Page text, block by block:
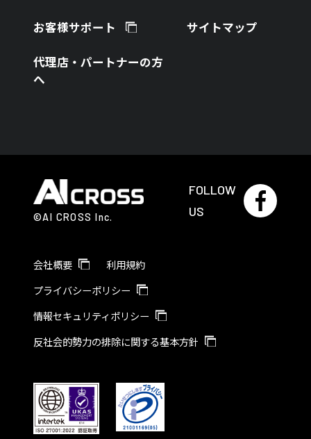
お客様サポート サイトマップ
代理店・パートナーの方
へ
©AI CROSS Inc.
FOLLOW
US
会社概要
利用規約
プライバシーポリシー
情報セキュリティポリシー
反社会的勢力の排除に関する基本方針